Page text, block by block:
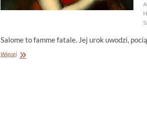
Salome to famme fatale. Jej urok uwodzi,
WięcejSalome